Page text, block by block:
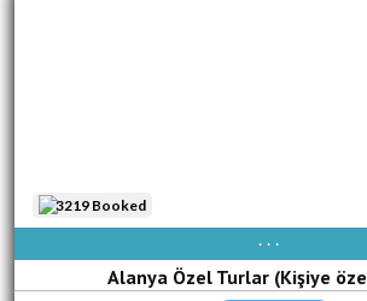
AVAIBLE EVERY DAY
Alanya Özel Turlar (Kişiye
3219 Booked